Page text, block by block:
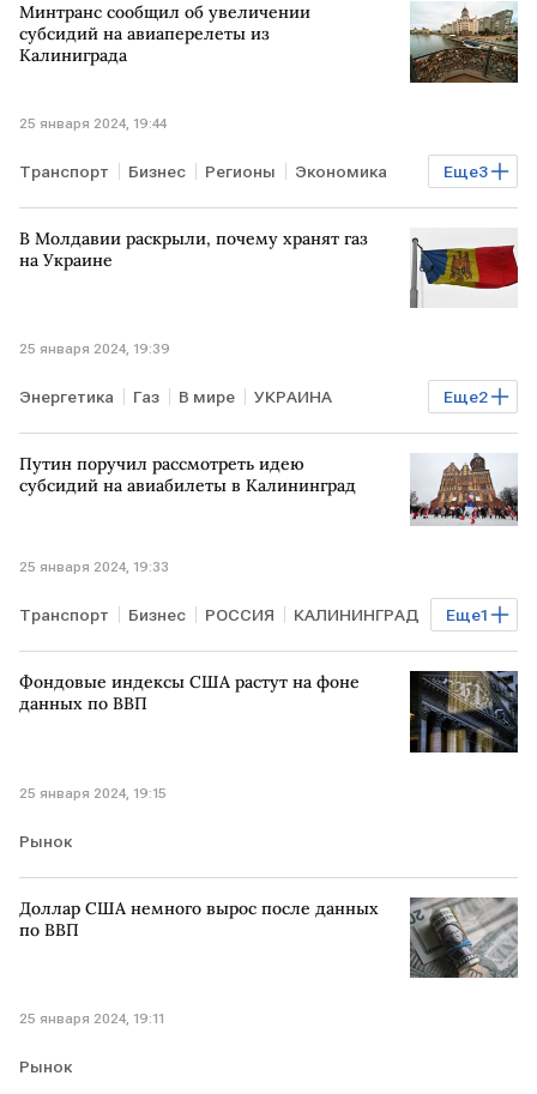
Минтранс сообщил об увеличении
субсидий на авиаперелеты из
Калиниграда
25 января 2024, 19:44
Еще3
Транспорт Бизнес Регионы Экономика
РОССИЯ КАЛИНИНГРАД субсидии
В Молдавии раскрыли, почему хранят газ
на Украине
25 января 2024, 19:39
Еще2
Энергетика Газ В мире УКРАИНА
МОЛДАВИЯ хранилища
Путин поручил рассмотреть идею
субсидий на авиабилеты в Калининград
25 января 2024, 19:33
Еще1
Транспорт Бизнес РОССИЯ КАЛИНИНГРАД
субсидии
Фондовые индексы США растут на фоне
данных по ВВП
25 января 2024, 19:15
Рынок
Доллар США немного вырос после данных
по ВВП
25 января 2024, 19:11
Рынок